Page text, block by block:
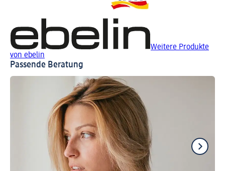
Weitere Produkte
von ebelin
Passende Beratung